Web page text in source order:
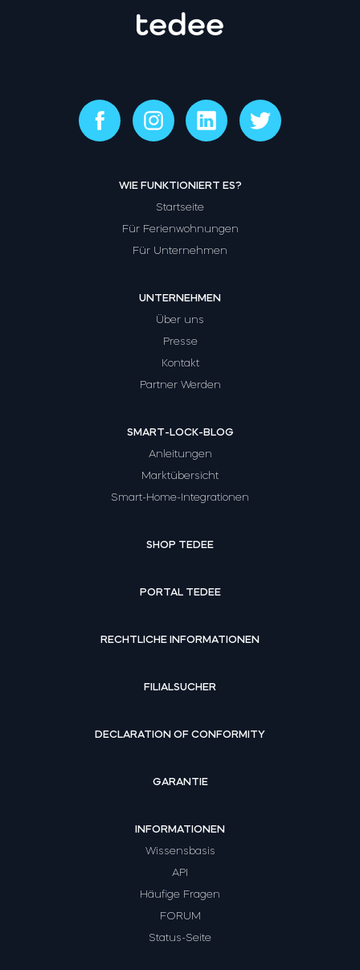
WIE FUNKTIONIERT ES?
Startseite
Für Ferienwohnungen
Für Unternehmen
UNTERNEHMEN
Über uns
Presse
Kontakt
Partner Werden
SMART-LOCK-BLOG
Anleitungen
Marktübersicht
Smart-Home-Integrationen
SHOP TEDEE
PORTAL TEDEE
RECHTLICHE INFORMATIONEN
FILIALSUCHER
DECLARATION OF CONFORMITY
GARANTIE
INFORMATIONEN
Wissensbasis
API
Häufige Fragen
FORUM
Status-Seite